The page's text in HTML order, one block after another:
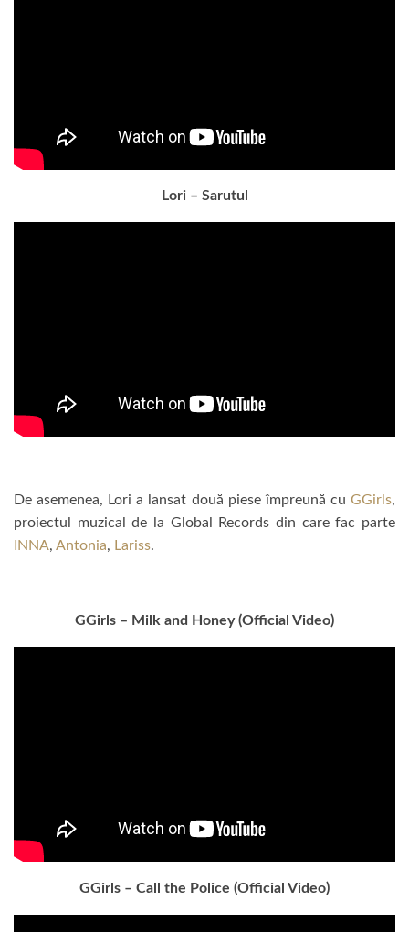
Lori – Sarutul
De asemenea, Lori a lansat două piese împreună cu GGirls,
proiectul muzical de la Global Records din care fac parte
INNA, Antonia, Lariss.
GGirls – Milk and Honey (Official Video)
GGirls – Call the Police (Official Video)